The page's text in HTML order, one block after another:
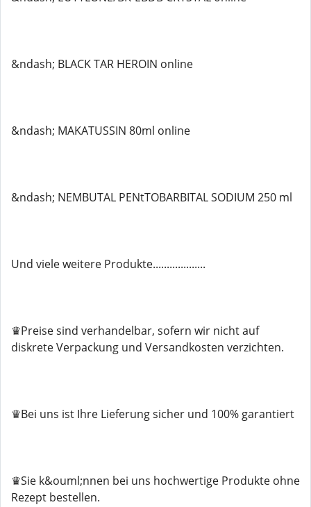
&ndash; BLACK TAR HEROIN online
&ndash; MAKATUSSIN 80ml online
&ndash; NEMBUTAL PENtTOBARBITAL SODIUM 250 ml
Und viele weitere Produkte...................
♛Preise sind verhandelbar, sofern wir nicht auf
diskrete Verpackung und Versandkosten verzichten.
♛Bei uns ist Ihre Lieferung sicher und 100% garantiert
♛Sie k&ouml;nnen bei uns hochwertige Produkte ohne
Rezept bestellen.